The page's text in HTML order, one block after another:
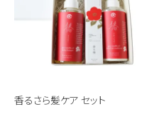
香るさら髪ケア セット